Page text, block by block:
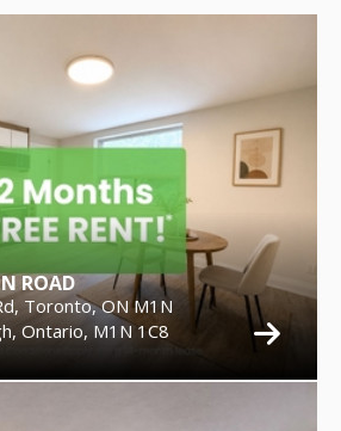
ROAD
Toronto, ON M1N
Ontario, M1N 1C8